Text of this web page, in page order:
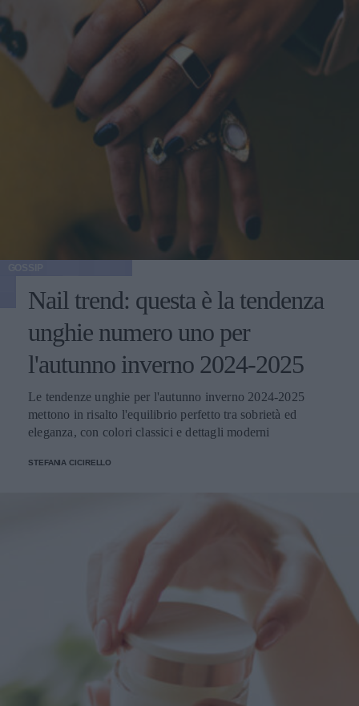
Nail trend: questa è la tendenza
unghie numero uno per
l'autunno inverno 2024-2025
Le tendenze unghie per l'autunno inverno 2024-2025
mettono in risalto l'equilibrio perfetto tra sobrietà ed
eleganza, con colori classici e dettagli moderni
STEFANIA CICIRELLO